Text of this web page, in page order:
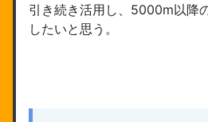
引き続き活用し、5000m以降
したいと思う。